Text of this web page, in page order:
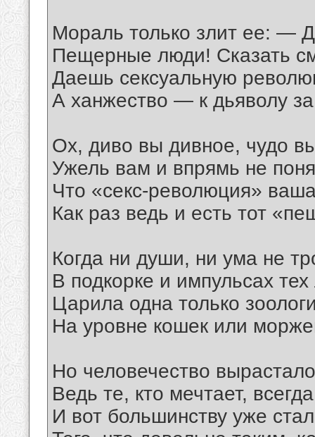
Мораль только злит ее: —
Пещерные люди! Сказать
Даешь сексуальную
А ханжество — к дьяволу
Ох, диво вы дивное, чудо
Ужель вам и впрямь не
Что «секс-революция»
Как раз ведь и есть тот
Когда ни души, ни ума не
В подкорке и импульсах
Царила одна только
На уровне кошек или
Но человечество
Ведь те, кто мечтает,
И вот большинству уже